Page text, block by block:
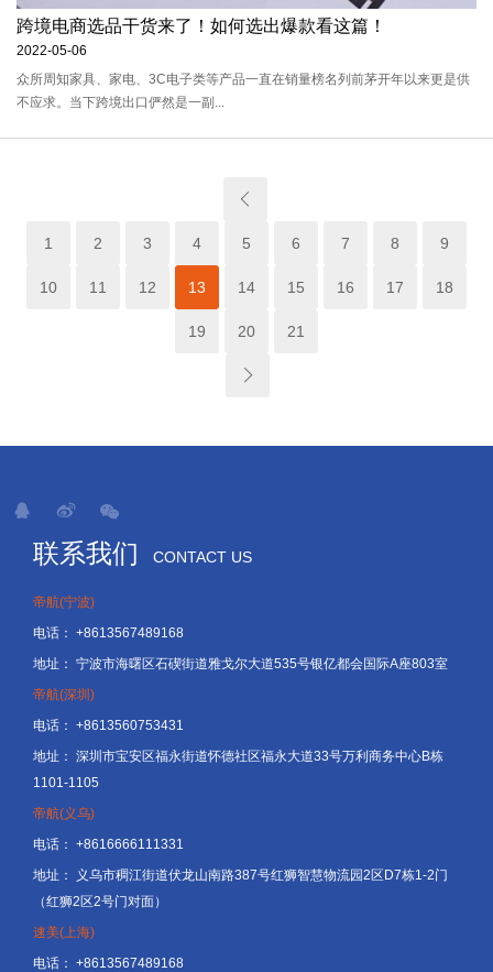
跨境电商选品干货来了！如何选出爆款看这篇！
2022-05-06
众所周知家具、家电、3C电子类等产品一直在销量榜名列前茅开年以来更是供
不应求。当下跨境出口俨然是一副...
1 2 3 4 5 6 7 8 9
10 11 12 13 14 15 16 17 18
19 20 21
联系我们 CONTACT US
帝航(宁波)
电话： +8613567489168
地址： 宁波市海曙区石碶街道雅戈尔大道535号银亿都会国际A座803室
帝航(深圳)
电话： +8613560753431
地址： 深圳市宝安区福永街道怀德社区福永大道33号万利商务中心B栋
1101-1105
帝航(义乌)
电话： +8616666111331
地址：
义乌市稠江街道伏龙山南路387号红狮智慧物流园2区D7栋1-2门
（红狮2区2号门对面）
速美(上海)
电话： +8613567489168